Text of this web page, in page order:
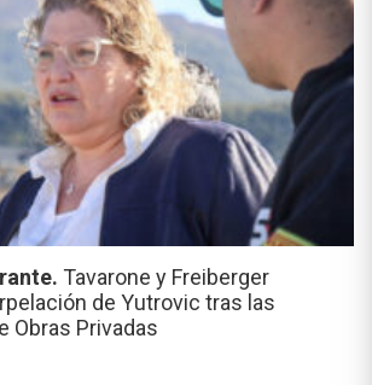
Tavarone y Freiberger
de Yutrovic tras las
Obras Privadas